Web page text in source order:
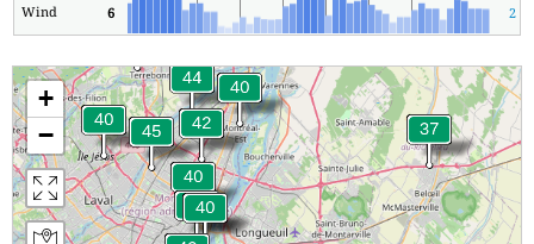
Wind 6 2
+
−